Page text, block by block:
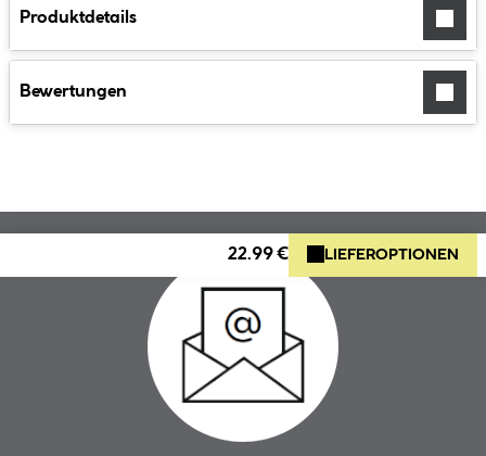
Produktdetails
Bewertungen
22.99 € LIEFEROPTIONEN